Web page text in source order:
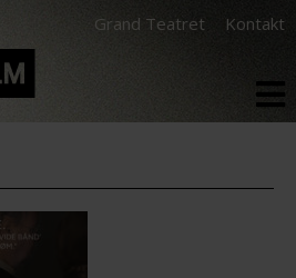
Grand Teatret Kontakt